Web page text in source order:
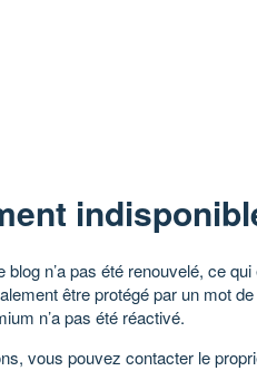
n’a pas été renouvelé, ce
être protégé par un mot
n’a pas été réactivé.
vous pouvez contacter le